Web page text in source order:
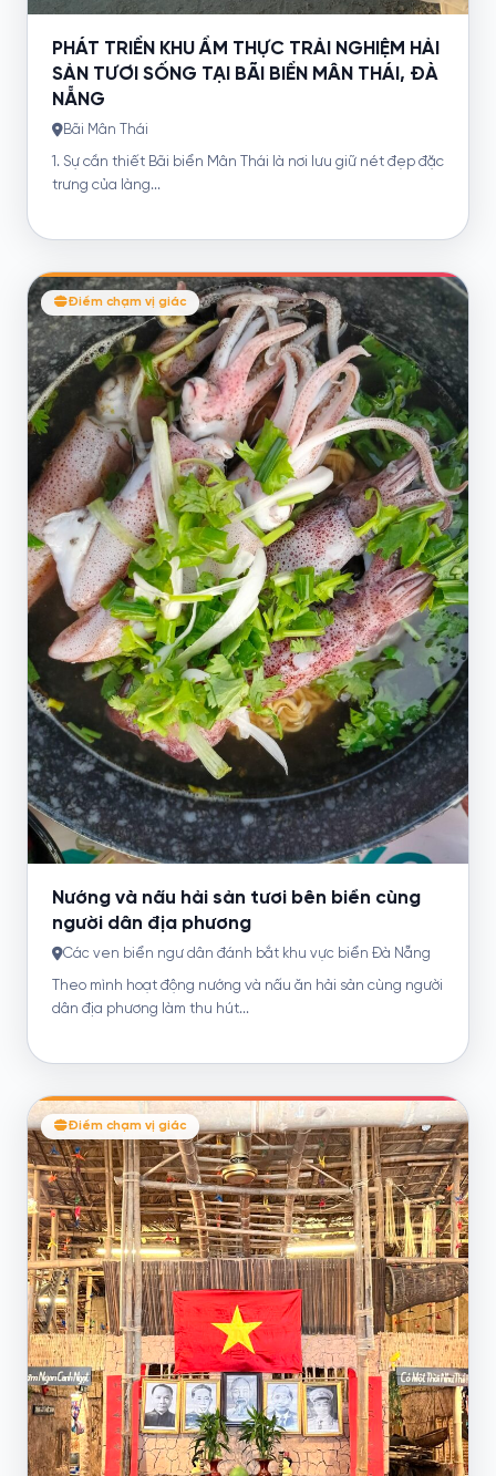
PHÁT TRIỂN KHU ẨM THỰC TRẢI NGHIỆM HẢI
SẢN TƯƠI SỐNG TẠI BÃI BIỂN MÂN THÁI, ĐÀ
NẴNG
Bãi Mân Thái
1. Sự cần thiết Bãi biển Mân Thái là nơi lưu giữ nét đẹp đặc
trưng của làng...
Điểm chạm vị giác
Nướng và nấu hải sản tươi bên biển cùng
người dân địa phương
Các ven biển ngư dân đánh bắt khu vực biển Đà Nẵng
Theo mình hoạt động nướng và nấu ăn hải sản cùng người
dân địa phương làm thu hút...
Điểm chạm vị giác